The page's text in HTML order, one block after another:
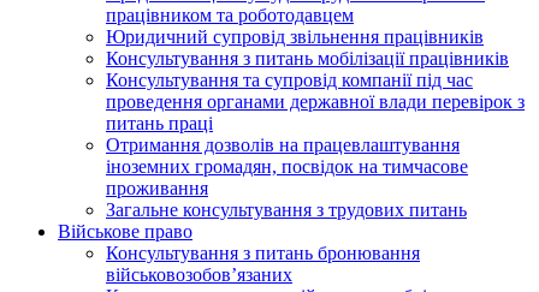
працівником та роботодавцем
Юридичний супровід звільнення працівників
Консультування з питань мобілізації працівників
Консультування та супровід компанії під час
проведення органами державної влади перевірок з
питань праці
Отримання дозволів на працевлаштування
іноземних громадян, посвідок на тимчасове
проживання
Загальне консультування з трудових питань
Військове право
Консультування з питань бронювання
військовозобов’язаних